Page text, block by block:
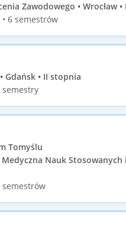
Zawodowego • Wrocław
6 semestrów
Gdańsk • II stopnia
Tomyślu
Nauk Stosowanych